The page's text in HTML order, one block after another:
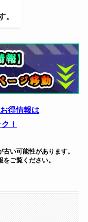
。
得情報は
！
い可能性があります。
ご覧ください。